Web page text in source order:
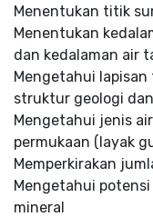
Menentukan titik
Menentukan
dan kedalaman air
Mengetahui
struktur geologi
Mengetahui jenis
permukaan (layak
Memperkirakan
Mengetahui
mineral